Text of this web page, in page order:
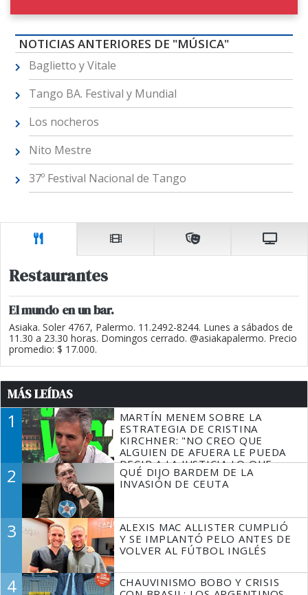
NOTICIAS ANTERIORES DE "MÚSICA"
Baglietto y Vitale
Tango BA. Festival y Mundial
Los nocheros
Nito Mestre
37º Festival Nacional de Tango
Restaurantes
El mundo en un bar.
Asiaka. Soler 4767, Palermo. 11.2492-8244. Lunes a sábados de
11.30 a 23.30 horas. Domingos cerrado. @asiakapalermo. Precio
promedio: $ 17.000.
MÁS LEÍDAS
1
MARTÍN MENEM SOBRE LA
ESTRATEGIA DE CRISTINA
KIRCHNER: "NO CREO QUE
ALGUIEN DE AFUERA LE PUEDA
DECIR A LA JUSTICIA LO QUE
TIENE QUE HACER"
2
QUÉ DIJO BARDEM DE LA
INVASIÓN DE CEUTA
3
ALEXIS MAC ALLISTER CUMPLIÓ
Y SE IMPLANTÓ PELO ANTES DE
VOLVER AL FÚTBOL INGLÉS
4
CHAUVINISMO BOBO Y CRISIS